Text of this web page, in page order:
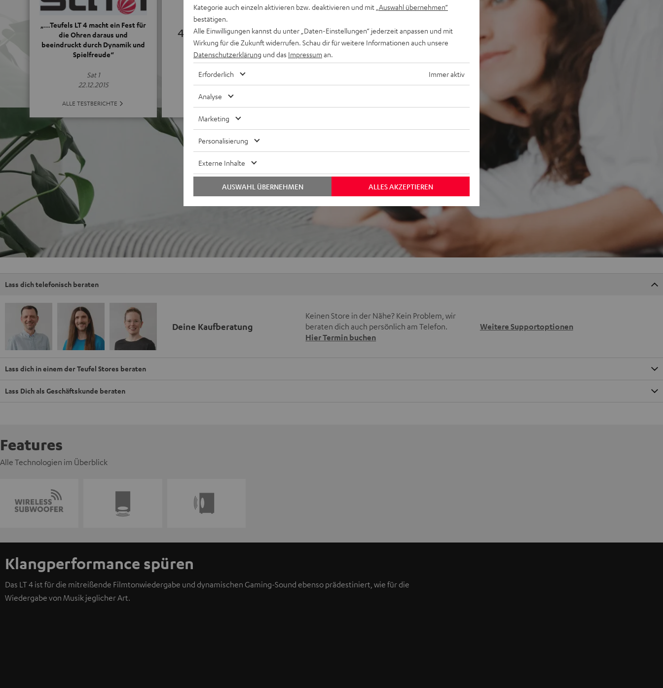
„…Teufels LT 4 macht ein Fest für
die Ohren daraus und
beeindruckt durch Dynamik und
Spielfreude“
Sat 1
22.12.2015
ALLE TESTBERICHTE
4.68
(4.68 von 5 bei 25 Bewertungen)
ALLE BEWERTUNGEN
Lass dich telefonisch beraten
Deine Kaufberatung
Keinen Store in der Nähe? Kein Problem, wir
beraten dich auch persönlich am Telefon.
Hier Termin buchen
Weitere Supportoptionen
Lass dich in einem der Teufel Stores beraten
Lass Dich als Geschäftskunde beraten
Features
Alle Technologien im Überblick
Klangperformance spüren
Das LT 4 ist für die mitreißende Filmtonwiedergabe und dynamischen Gaming-Sound ebenso prädestiniert, wie für die
Wiedergabe von Musik jeglicher Art.
Kategorie auch einzeln aktivieren bzw. deaktivieren und mit „Auswahl übernehmen“
bestätigen.
Alle Einwilligungen kannst du unter „Daten-Einstellungen“ jederzeit anpassen und mit
Wirkung für die Zukunft widerrufen. Schau dir für weitere Informationen auch unsere
Datenschutzerklärung und das Impressum an.
Erforderlich Immer aktiv
Analyse
Marketing
Personalisierung
Externe Inhalte
ALLES AKZEPTIEREN
AUSWAHL ÜBERNEHMEN